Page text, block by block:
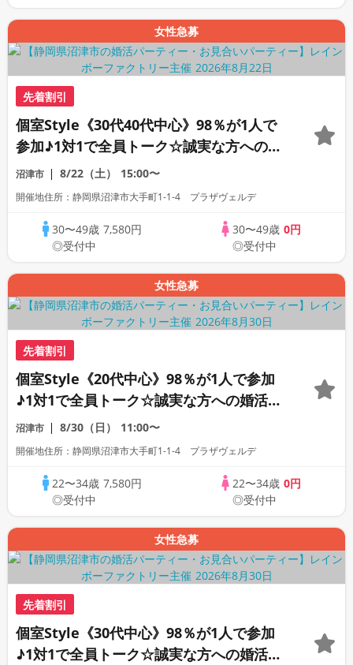
女性急募
先着割引
個室Style《30代40代中心》98％が1人で
参加♪1対1で全員トーク☆誠実な方への婚
活パーティー
沼津市 8/22（土） 15:00〜
開催地住所：静岡県沼津市大手町1-1-4 プラザヴェルデ
30〜49歳 7,580円
◎受付中
30〜49歳 0円
◎受付中
女性急募
先着割引
個室Style《20代中心》98％が1人で参加
♪1対1で全員トーク☆誠実な方への婚活パ
ーティー
沼津市 8/30（日） 11:00〜
開催地住所：静岡県沼津市大手町1-1-4 プラザヴェルデ
22〜34歳 7,580円
◎受付中
22〜34歳 0円
◎受付中
女性急募
先着割引
個室Style《30代中心》98％が1人で参加
♪1対1で全員トーク☆誠実な方への婚活パ